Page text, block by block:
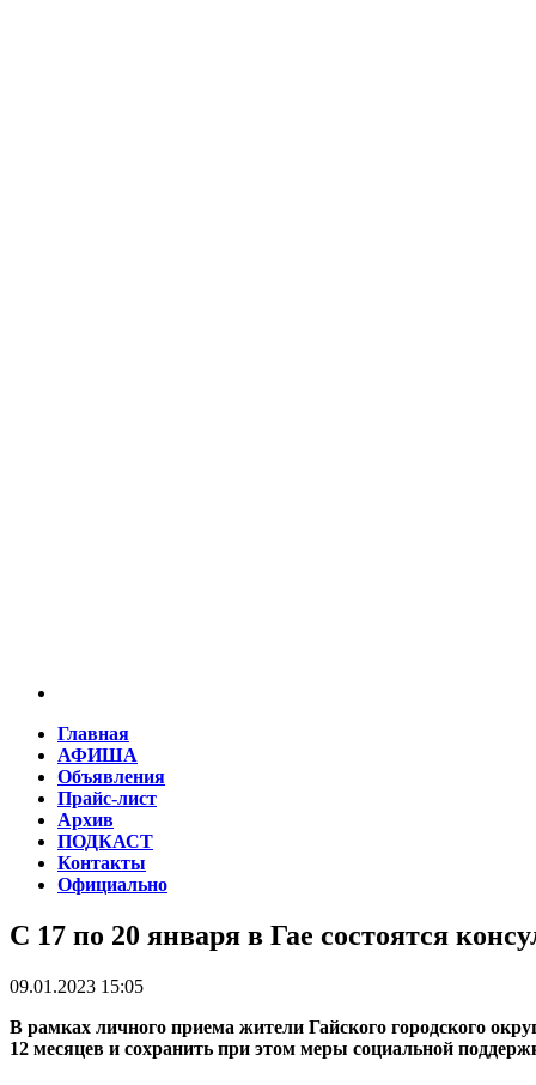
Главная
АФИША
Объявления
Прайс-лист
Архив
ПОДКАСТ
Контакты
Официально
С 17 по 20 января в Гае состоятся
09.01.2023 15:05
В рамках личного приема жители Гайского городского
12 месяцев и сохранить при этом меры социальной